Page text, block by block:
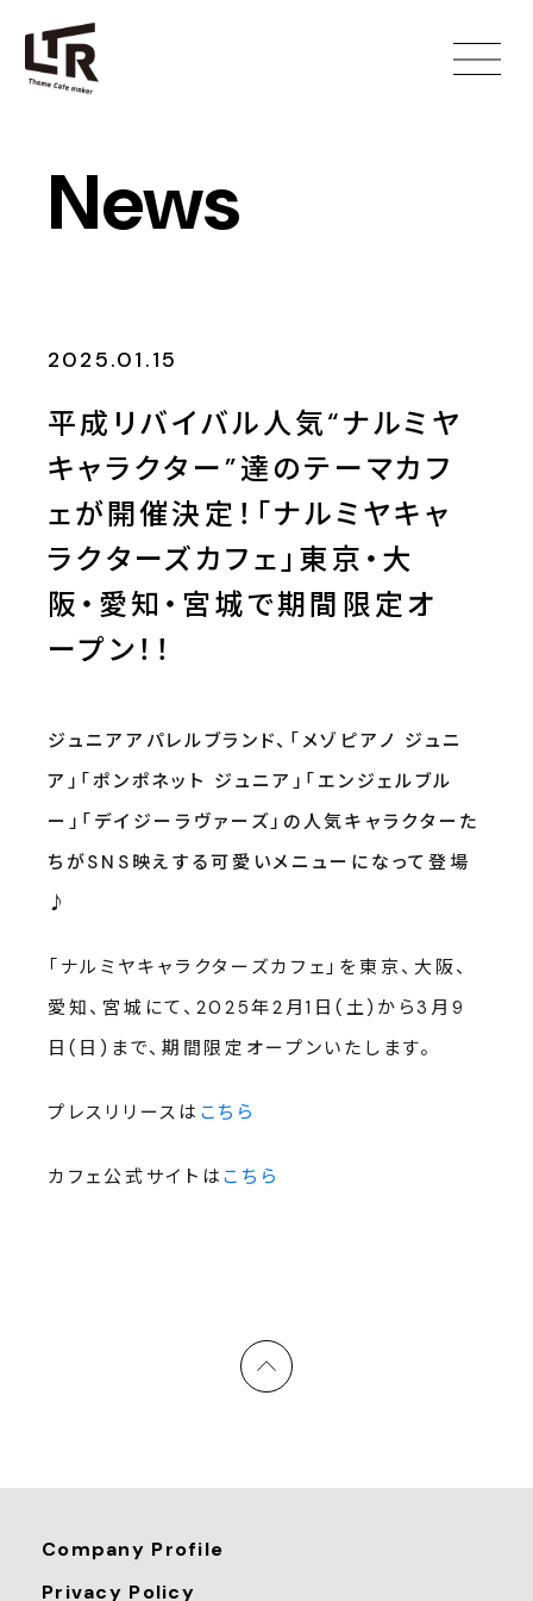
News
2025.01.15
平成リバイバル人気“ナルミヤ
キャラクター”達のテーマカフ
ェが開催決定！「ナルミヤキャ
ラクターズカフェ」東京・大
阪・愛知・宮城で期間限定オ
ープン！！
ジュニアアパレルブランド、「メゾピアノ ジュニ
ア」「ポンポネット ジュニア」「エンジェルブル
ー」「デイジーラヴァーズ」の人気キャラクターた
ちがSNS映えする可愛いメニューになって登場
♪
「ナルミヤキャラクターズカフェ」を東京、大阪、
愛知、宮城にて、2025年2月1日(土)から3月9
日(日)まで、期間限定オープンいたします。
プレスリリースは こちら
カフェ公式サイトは こちら
Company Profile
Privacy Policy